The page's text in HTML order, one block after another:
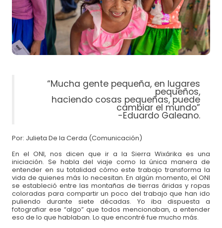
$600 MXN
nutritiva y educación nutricional de un infante.
$7,200 MXN Para apadrinar porUN AÑOa una niña o niño y
salvarlos de la desnutrición.
niñas y niños de México.
Pago con tarjeta crédito/débito:
“Mucha gente pequeña, en lugares
pequeños,
haciendo cosas pequeñas, puede
cambiar el mundo”
-Eduardo Galeano.
Por: Julieta De la Cerda (Comunicación)
En el ONI, nos dicen que ir a la Sierra Wixárika es una
iniciación. Se habla del viaje como la única manera de
entender en su totalidad cómo este trabajo transforma la
vida de quienes más lo necesitan. En algún momento, el ONI
se estableció entre las montañas de tierras áridas y ropas
coloradas para compartir un poco del trabajo que han ido
puliendo durante siete décadas. Yo iba dispuesta a
fotografiar ese “algo” que todos mencionaban, a entender
eso de lo que hablaban. Lo que encontré fue mucho más.